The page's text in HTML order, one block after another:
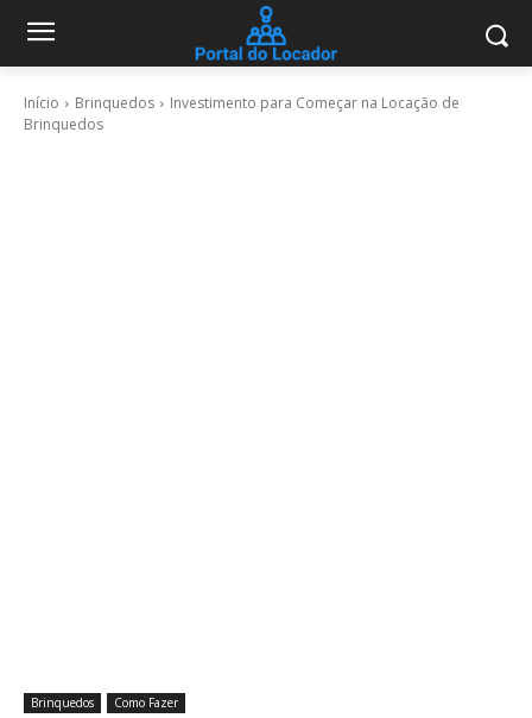
Início Brinquedos
Investimento para Começar na Locação de
Brinquedos
Brinquedos Como Fazer